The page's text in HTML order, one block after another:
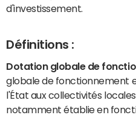
d'investissement.
Définitions :
Dotation globale de
globale de fonctionnement
l'État aux collectivités
notamment établie en